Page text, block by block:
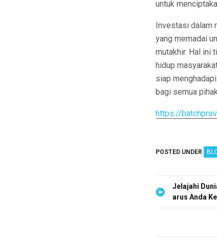
untuk
Investasi dalam
yang memadai
mutakhir. Hal ini
hidup
siap
bagi semua
https://
POSTED UNDER
P
Jelajahi
arus Anda